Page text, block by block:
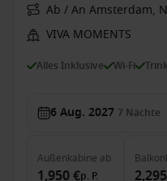
Ab / An Amsterdam,
VIVA MOMENTS
Alles Inklusive Wi-Fi
6 Aug. 2027 7 Nächte
Außenkabine ab
1,950 €p. P.